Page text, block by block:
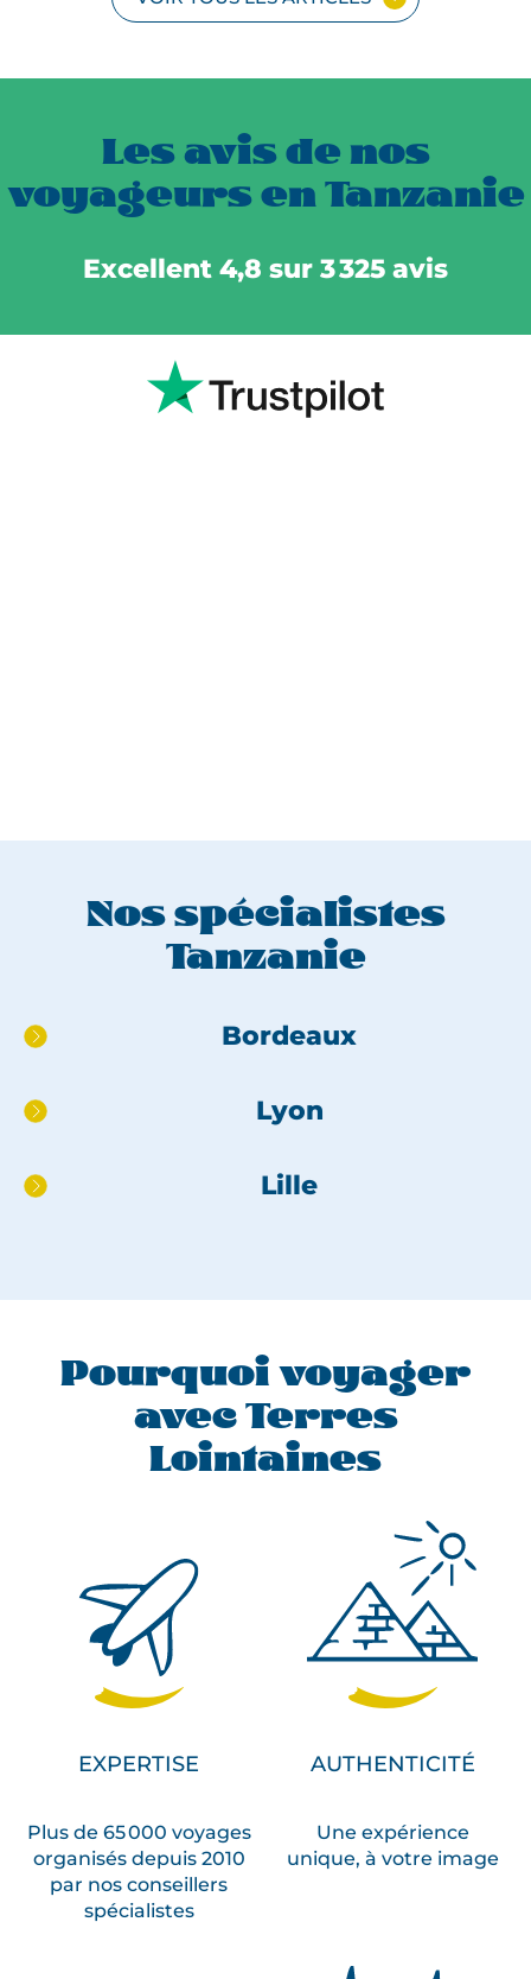
Les avis de nos
voyageurs en Tanzanie
Excellent 4,8 sur 3 325 avis
Nos spécialistes
Tanzanie
Aller
directement
pied
Bordeaux
Lyon
Lille
Pourquoi voyager
avec Terres
Lointaines
EXPERTISE
Plus de 65 000 voyages
organisés depuis 2010
par nos conseillers
spécialistes
AUTHENTICITÉ
Une expérience
unique, à votre image